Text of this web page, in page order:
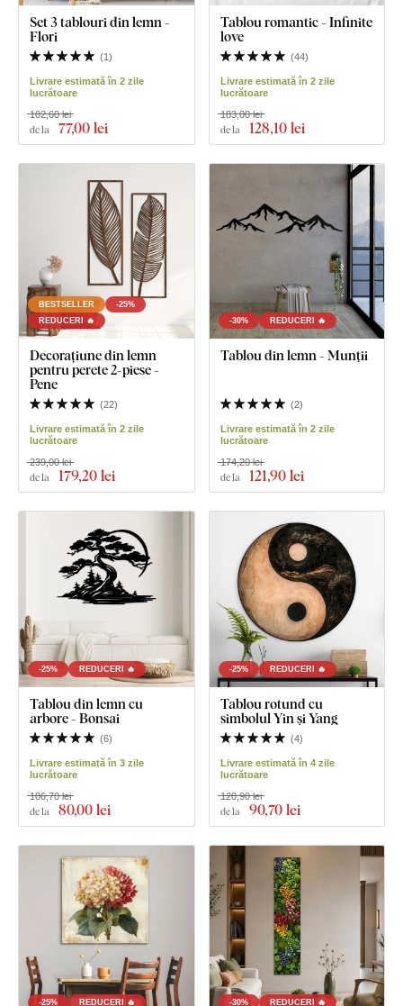
Set 3 tablouri din lemn -
Flori
(1)
Livrare estimată în 2 zile
lucrătoare
de la 77,00 lei
102,60 lei
Tablou romantic - Infinite
love
(44)
Livrare estimată în 2 zile
lucrătoare
de la 128,10 lei
183,00 lei
BESTSELLER
-25%
REDUCERI 🔥
Decorațiune din lemn
pentru perete 2-piese -
Pene
(22)
Livrare estimată în 2 zile
lucrătoare
de la 179,20 lei
239,00 lei
-30% REDUCERI 🔥
Tablou din lemn - Munții
(2)
Livrare estimată în 2 zile
lucrătoare
de la 121,90 lei
174,20 lei
-25% REDUCERI 🔥
Tablou din lemn cu
arbore - Bonsai
(6)
Livrare estimată în 3 zile
lucrătoare
de la 80,00 lei
106,70 lei
-25% REDUCERI 🔥
Tablou rotund cu
simbolul Yin și Yang
(4)
Livrare estimată în 4 zile
lucrătoare
de la 90,70 lei
120,90 lei
-25% REDUCERI 🔥 -30% REDUCERI 🔥